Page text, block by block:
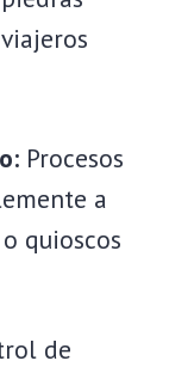
Procesos
a
quioscos
de